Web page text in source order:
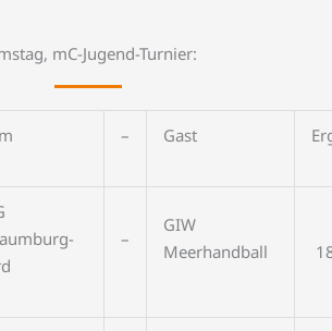
mC-Jugend-Turnier:
– Gast
–
GIW
Meerhandball